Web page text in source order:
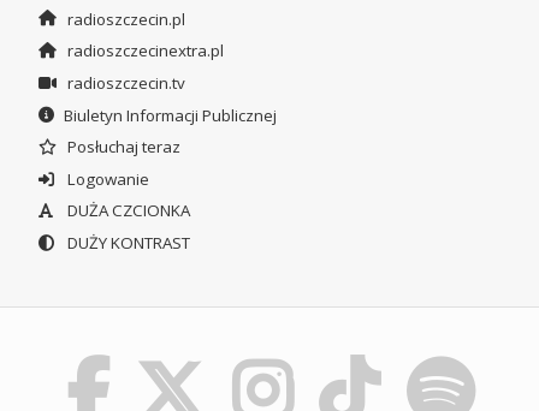
radioszczecin.pl
radioszczecinextra.pl
radioszczecin.tv
Biuletyn Informacji Publicznej
Posłuchaj teraz
Logowanie
DUŻA CZCIONKA
DUŻY KONTRAST